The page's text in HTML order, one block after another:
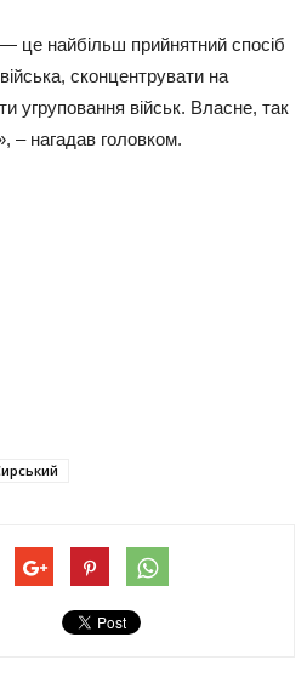
це найбільш прийнятний спосіб
сконцентрувати на
угруповання військ. Власне, так
– нагадав головком.